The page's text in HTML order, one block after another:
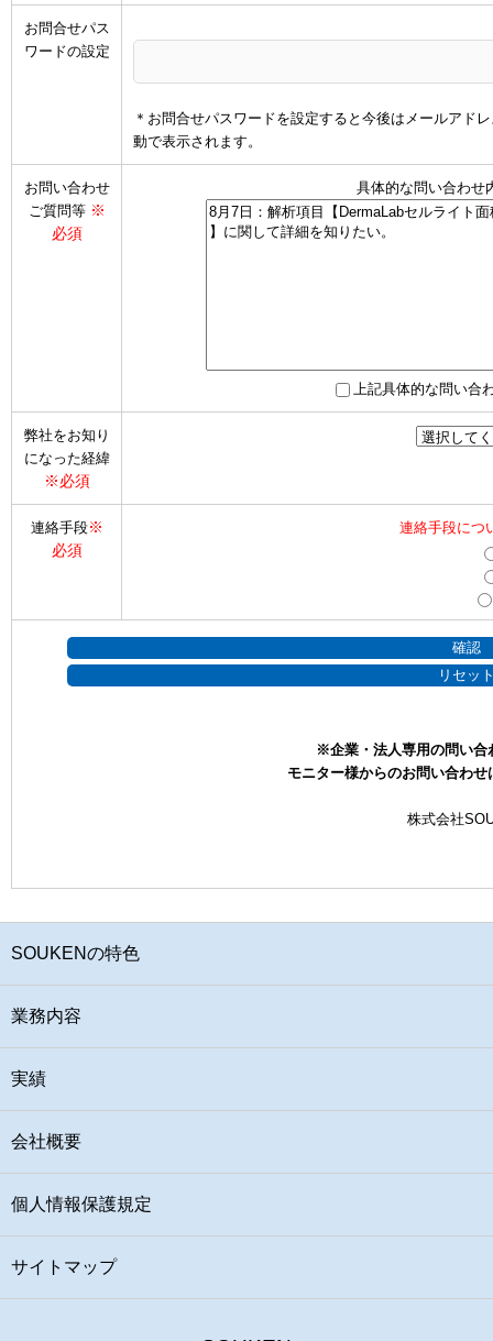
お問合せパス
ワードの設定
＊お問合せパスワードを設定すると今後はメールアド
動で表示されます。
お問い合わせ
ご質問等 ※
必須
具体的な問い合わせ
上記具体的な問い合
弊社をお知り
になった経緯
※必須
連絡手段※
必須
連絡手段につ
※企業・法人専用の問い合
モニター様からのお問い合わせ
株式会社
SOUKENの特色
業務内容
実績
会社概要
個人情報保護規定
サイトマップ